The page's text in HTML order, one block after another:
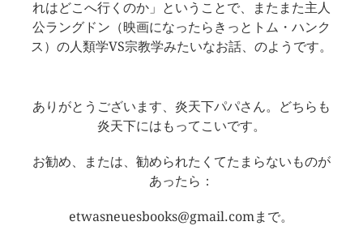
れはどこへ行くのか」ということで、またまた主人
公ラングドン（映画になったらきっとトム・ハンク
ス）の人類学VS宗教学みたいなお話、のようです。
ありがとうございます、炎天下パパさん。どちらも
炎天下にはもってこいです。
お勧め、または、勧められたくてたまらないものが
あったら：
etwasneuesbooks@gmail.comまで。